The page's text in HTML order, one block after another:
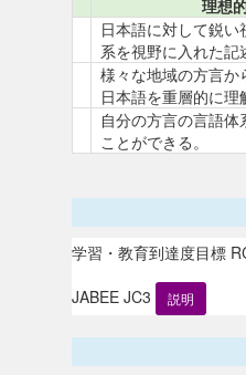
理想
日本語に対して鋭
系を視野に入れた記
様々な地域の方言か
日本語を重層的に理
自分の方言の言語
ことができる。
学習・教育到達度目標
JABEE JC3 説明